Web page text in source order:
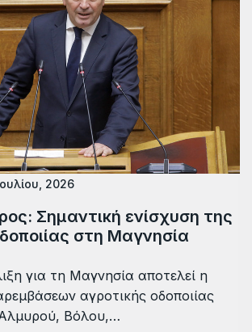
2026
Σημαντική ενίσχυση της
στη Μαγνησία
για τη Μαγνησία αποτελεί η
αγροτικής οδοποιίας
Βόλου,…